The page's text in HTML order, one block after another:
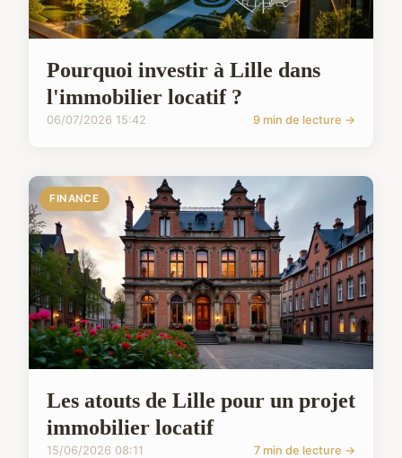
Pourquoi investir à Lille dans
l'immobilier locatif ?
06/07/2026 15:42 9 min de lecture →
FINANCE
Les atouts de Lille pour un projet
immobilier locatif
15/06/2026 08:11 7 min de lecture →